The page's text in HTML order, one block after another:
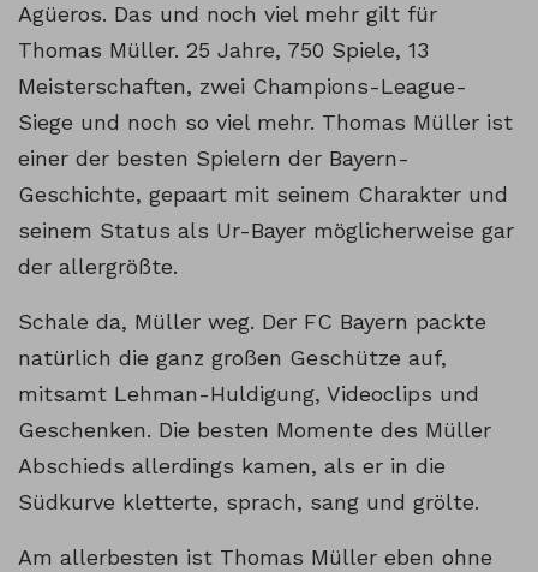
Agüeros. Das und noch viel mehr gilt für
Thomas Müller. 25 Jahre, 750 Spiele, 13
Meisterschaften, zwei Champions-League-
Siege und noch so viel mehr. Thomas Müller ist
einer der besten Spielern der Bayern-
Geschichte, gepaart mit seinem Charakter und
seinem Status als Ur-Bayer möglicherweise gar
der allergrößte.
Schale da, Müller weg. Der FC Bayern packte
natürlich die ganz großen Geschütze auf,
mitsamt Lehman-Huldigung, Videoclips und
Geschenken. Die besten Momente des Müller
Abschieds allerdings kamen, als er in die
Südkurve kletterte, sprach, sang und grölte.
Am allerbesten ist Thomas Müller eben ohne